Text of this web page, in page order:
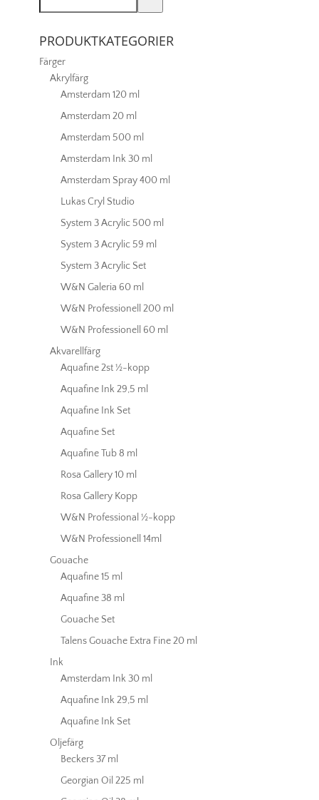
PRODUKTKATEGORIER
Färger
Akrylfärg
Amsterdam 120 ml
Amsterdam 20 ml
Amsterdam 500 ml
Amsterdam Ink 30 ml
Amsterdam Spray 400 ml
Lukas Cryl Studio
System 3 Acrylic 500 ml
System 3 Acrylic 59 ml
System 3 Acrylic Set
W&N Galeria 60 ml
W&N Professionell 200 ml
W&N Professionell 60 ml
Akvarellfärg
Aquafine 2st ½-kopp
Aquafine Ink 29,5 ml
Aquafine Ink Set
Aquafine Set
Aquafine Tub 8 ml
Rosa Gallery 10 ml
Rosa Gallery Kopp
W&N Professional ½-kopp
W&N Professionell 14ml
Gouache
Aquafine 15 ml
Aquafine 38 ml
Gouache Set
Talens Gouache Extra Fine 20 ml
Ink
Amsterdam Ink 30 ml
Aquafine Ink 29,5 ml
Aquafine Ink Set
Oljefärg
Beckers 37 ml
Georgian Oil 225 ml